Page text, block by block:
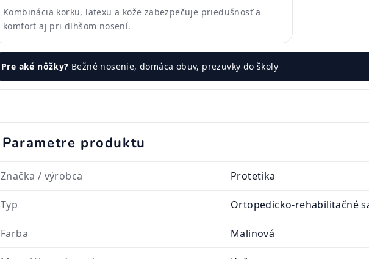
Kombinácia korku, latexu a kože zabezpečuje priedušnosť a
komfort aj pri dlhšom nosení.
Pre aké nôžky? Bežné nosenie, domáca obuv, prezuvky do školy
Parametre produktu
Značka / výrobca Protetika
Typ Ortopedicko-rehabilitačné
Farba Malinová